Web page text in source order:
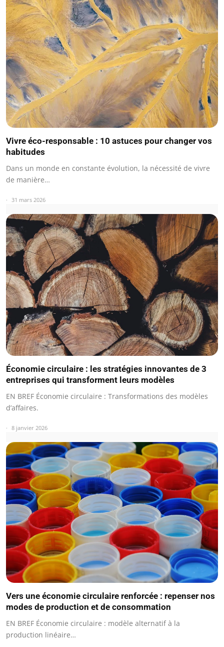
Vivre éco-responsable : 10 astuces pour changer vos
habitudes
Dans un monde en constante évolution, la nécessité de vivre
de manière…
31 mars 2026
Économie circulaire : les stratégies innovantes de 3
entreprises qui transforment leurs modèles
EN BREF Économie circulaire : Transformations des modèles
d’affaires.
8 janvier 2026
Vers une économie circulaire renforcée : repenser nos
modes de production et de consommation
EN BREF Économie circulaire : modèle alternatif à la
production linéaire…